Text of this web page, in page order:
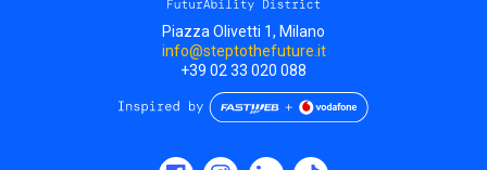
Piazza Olivetti 1, Milano
info@steptothefuture.it
+39 02 33 020 088